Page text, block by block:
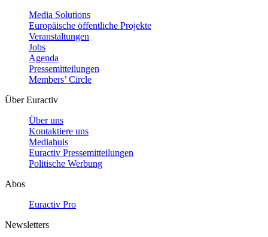
Media Solutions
Europäische öffentliche Projekte
Veranstaltungen
Jobs
Agenda
Pressemitteilungen
Members’ Circle
Über Euractiv
Über uns
Kontaktiere uns
Mediahuis
Euractiv Pressemitteilungen
Politische Werbung
Abos
Euractiv Pro
Newsletters